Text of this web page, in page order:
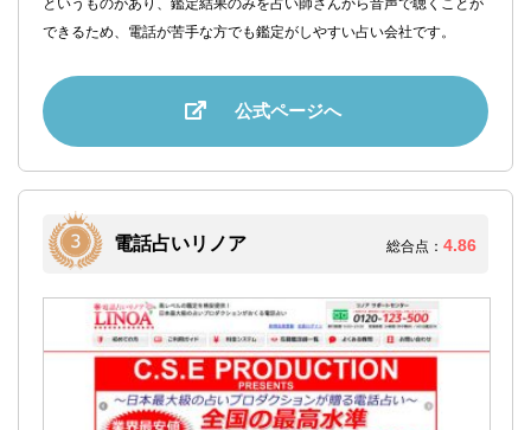
できるため、電話が苦手な方でも鑑定がしやすい占い会社です。
公式ページへ
電話占いリノア 総合点： 4.86